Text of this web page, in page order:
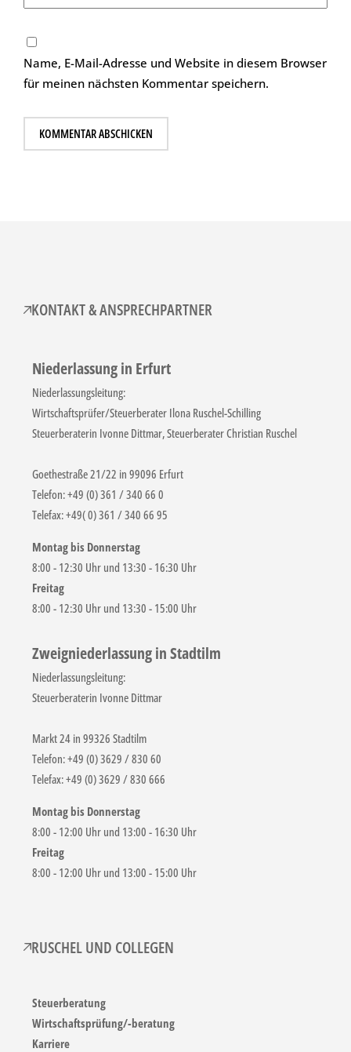
Name, E-Mail-Adresse und Website in diesem Browser
für meinen nächsten Kommentar speichern.
KONTAKT & ANSPRECHPARTNER
Niederlassung in Erfurt
Niederlassungsleitung:
Wirtschaftsprüfer/Steuerberater Ilona Ruschel-Schilling
Steuerberaterin Ivonne Dittmar, Steuerberater Christian Ruschel
Goethestraße 21/22 in 99096 Erfurt
Telefon: +49 (0) 361 / 340 66 0
Telefax: +49( 0) 361 / 340 66 95
Montag bis Donnerstag
8:00 - 12:30 Uhr und 13:30 - 16:30 Uhr
Freitag
8:00 - 12:30 Uhr und 13:30 - 15:00 Uhr
Zweigniederlassung in Stadtilm
Niederlassungsleitung:
Steuerberaterin Ivonne Dittmar
Markt 24 in 99326 Stadtilm
Telefon: +49 (0) 3629 / 830 60
Telefax: +49 (0) 3629 / 830 666
Montag bis Donnerstag
8:00 - 12:00 Uhr und 13:00 - 16:30 Uhr
Freitag
8:00 - 12:00 Uhr und 13:00 - 15:00 Uhr
RUSCHEL UND COLLEGEN
Steuerberatung
Wirtschaftsprüfung/-beratung
Karriere